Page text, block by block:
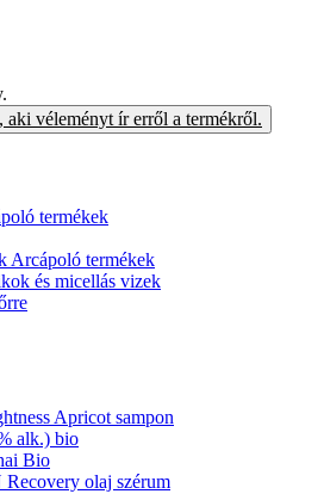
aki véleményt ír erről a termékről.
termékek
Arcápoló termékek
és micellás vizek
Apricot sampon
alk.) bio
Bio
olaj szérum